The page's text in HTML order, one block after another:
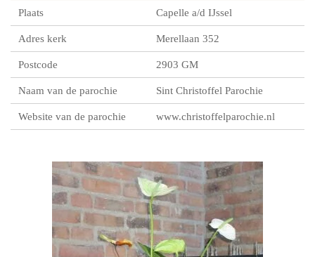
Plaats Capelle a/d IJssel
Adres kerk Merellaan 352
Postcode 2903 GM
Naam van de parochie Sint Christoffel Parochie
Website van de parochie www.christoffelparochie.nl